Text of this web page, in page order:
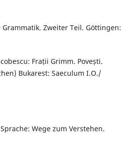
Grammatik. Zweiter Teil. Göttingen:
Frații Grimm. Povești.
Bukarest: Saeculum I.O./
Wege zum Verstehen.